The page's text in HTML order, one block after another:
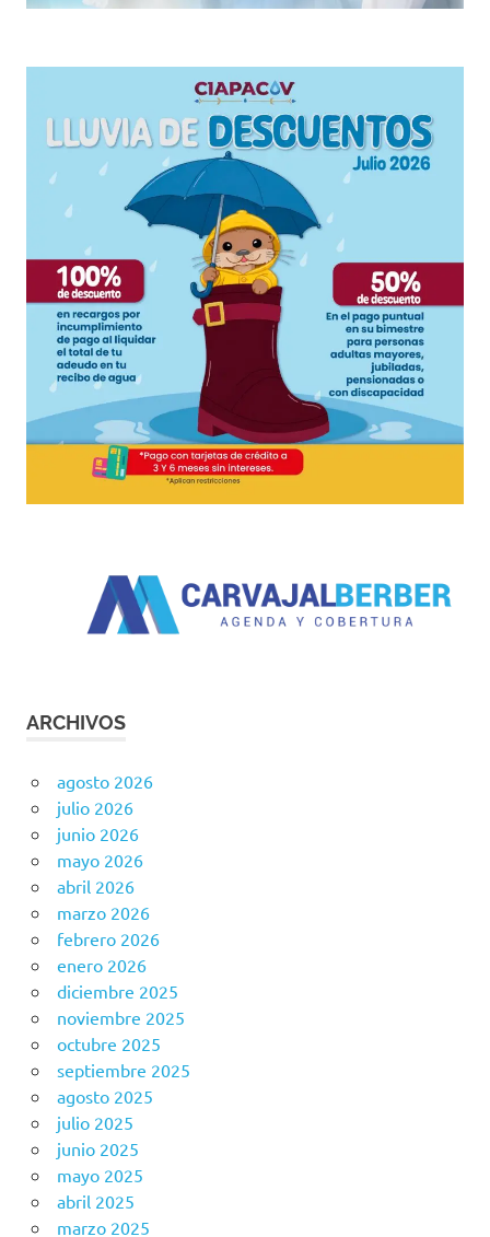
ARCHIVOS
agosto 2026
julio 2026
junio 2026
mayo 2026
abril 2026
marzo 2026
febrero 2026
enero 2026
diciembre 2025
noviembre 2025
octubre 2025
septiembre 2025
agosto 2025
julio 2025
junio 2025
mayo 2025
abril 2025
marzo 2025